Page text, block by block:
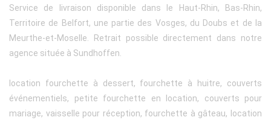
Service de livraison disponible dans le Haut-Rhin, Bas-Rhin,
Territoire de Belfort, une partie des Vosges, du Doubs et de la
Meurthe-et-Moselle. Retrait possible directement dans notre
agence située à Sundhoffen.
location fourchette à dessert, fourchette à huitre, couverts
événementiels, petite fourchette en location, couverts pour
mariage, vaisselle pour réception, fourchette à gâteau, location